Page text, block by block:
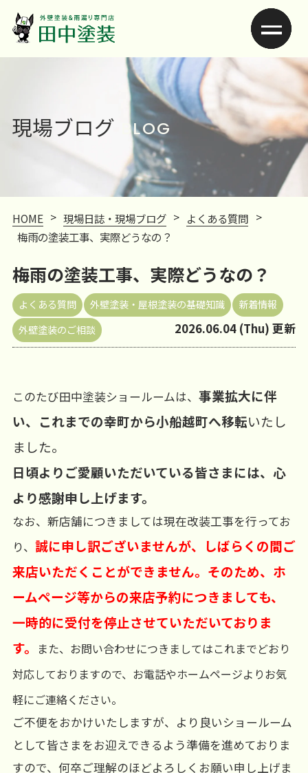
現場ブログ BLOG
HOME > 現場日誌・現場ブログ > よくある質問 >
梅雨の塗装工事、実際どうなの？
梅雨の塗装工事、実際どうなの？
よくある質問 外壁塗装・屋根塗装の基礎知識
新着情報
外壁塗装のご相談
2026.06.04 (Thu) 更新
このたび田中塗装ショールームは、 事業拡大に伴
い、これまでの幸町から小船越町へ移転いたし
ました。
日頃よりご愛顧いただいている皆さまには、心
より感謝申し上げます。
なお、新店舗につきましては現在改装工事を行ってお
り、 誠に申し訳ございませんが、しばらくの間ご
来店いただくことができません。そのため、ホ
ームページ等からの来店予約につきましても、
一時的に受付を停止させていただいておりま
す。
また、お問い合わせにつきましてはこれまでどおり
対応しておりますので、お電話やホームページよりお気
軽にご連絡ください。
ご不便をおかけいたしますが、より良いショールーム
として皆さまをお迎えできるよう準備を進めておりま
すので、何卒ご理解のほどよろしくお願い申し上げま